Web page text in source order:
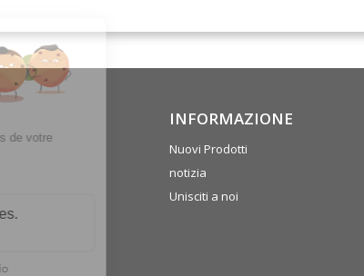
INFORMAZIONE
Nuovi Prodotti
notizia
Unisciti a noi